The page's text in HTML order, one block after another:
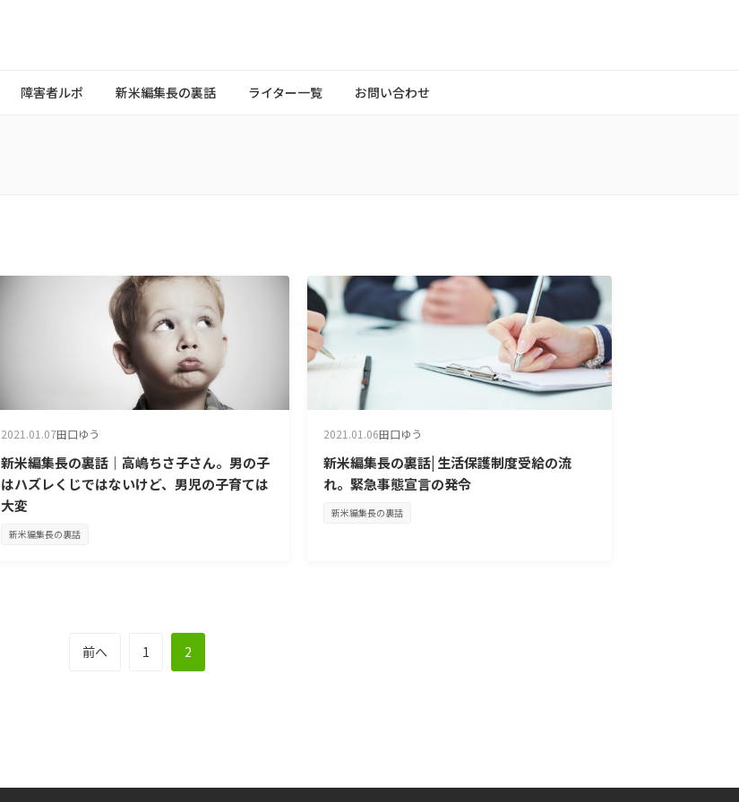
障害者ルポ 新米編集長の裏話 ライター一覧 お問い合わせ
2021.01.07田口ゆう
新米編集長の裏話｜高嶋ちさ子さん。男の子
はハズレくじではないけど、男児の子育ては
大変
新米編集長の裏話
2021.01.06田口ゆう
新米編集長の裏話| 生活保護制度受給の流
れ。緊急事態宣言の発令
新米編集長の裏話
前へ 1 2